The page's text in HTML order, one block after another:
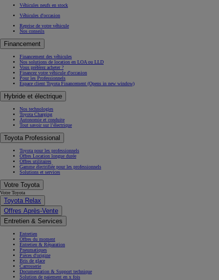
Véhicules neufs en stock
Véhicules d'occasion
Reprise de votre véhicule
Nos conseils
Financement
Financement des véhicules
Nos solutions de location en LOA ou LLD
Vous préférez acheter ?
Financez votre véhicule d'occasion
Pour les Professionnels
Espace client Toyota Financement (Opens in new window)
Hybride et électrique
Nos technologies
Toyota Charging
Autonomie et conduite
Tout savoir sur l’électrique
Toyota Professional
Toyota pour les professionnels
Offres Location longue durée
Offres utilitaires
Gamme électrifiée pour les professionnels
Solutions et services
Votre Toyota
Votre Toyota
Toyota Relax
Offres Après-Vente
Entretien & Services
Entretien
Offres du moment
Entretien & Réparation
Pneumatiques
Pièces d'origine
Bris de glace
Carrosserie
Documentation & Support technique
Solution de paiement en x fois